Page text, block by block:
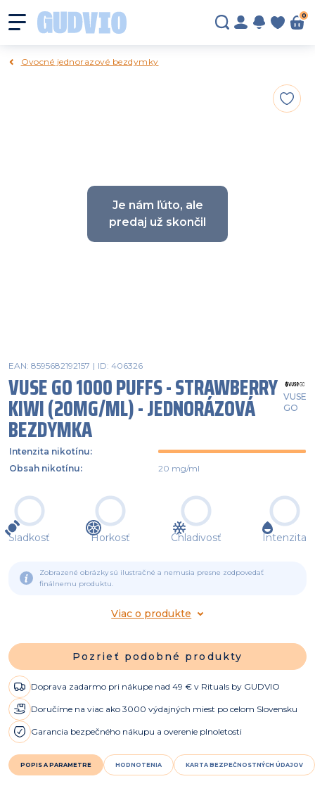
0
Ovocné jednorazové bezdymky
Je nám ľúto, ale
predaj už skončil
EAN: 8595682192157 | ID: 406326
VUSE GO 1000 PUFFS - STRAWBERRY
KIWI (20MG/ML) - JEDNORÁZOVÁ
BEZDYMKA
VUSE
GO
Intenzita nikotínu:
Obsah nikotínu: 20 mg/ml
Sladkosť Horkosť Chladivosť Intenzita
Zobrazené obrázky sú ilustračné a nemusia presne zodpovedať
finálnemu produktu.
Viac o produkte
Pozrieť podobné produkty
Doprava zadarmo pri nákupe nad 49 € v Rituals by GUDVIO
Doručíme na viac ako 3000 výdajných miest po celom Slovensku
Garancia bezpečného nákupu a overenie plnoletosti
POPIS A PARAMETRE HODNOTENIA KARTA BEZPEČNOSTNÝCH ÚDAJOV